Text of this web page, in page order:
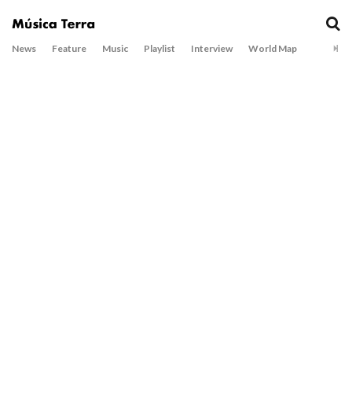
News Feature Music Playlist Interview World Map